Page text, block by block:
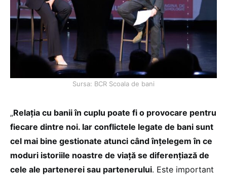
Sursa: BCR Scoala de bani
„Relația cu banii în cuplu poate fi o provocare pentru
fiecare dintre noi. Iar conflictele legate de bani sunt
cel mai bine gestionate atunci când înțelegem în ce
moduri istoriile noastre de viață se diferențiază de
cele ale partenerei sau partenerului. Este important